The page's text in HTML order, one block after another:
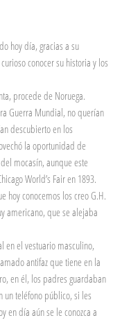
hoy día, gracias a su
conocer su historia y los
procede de Noruega.
Guerra Mundial, no querían
descubierto en los
la oportunidad de
mocasín, aunque este
World’s Fair en 1893.
hoy conocemos los creo G.H.
americano, que se alejaba
en el vestuario masculino,
antifaz que tiene en la
en él, los padres guardaban
un teléfono público, si les
en día aún se le conozca a